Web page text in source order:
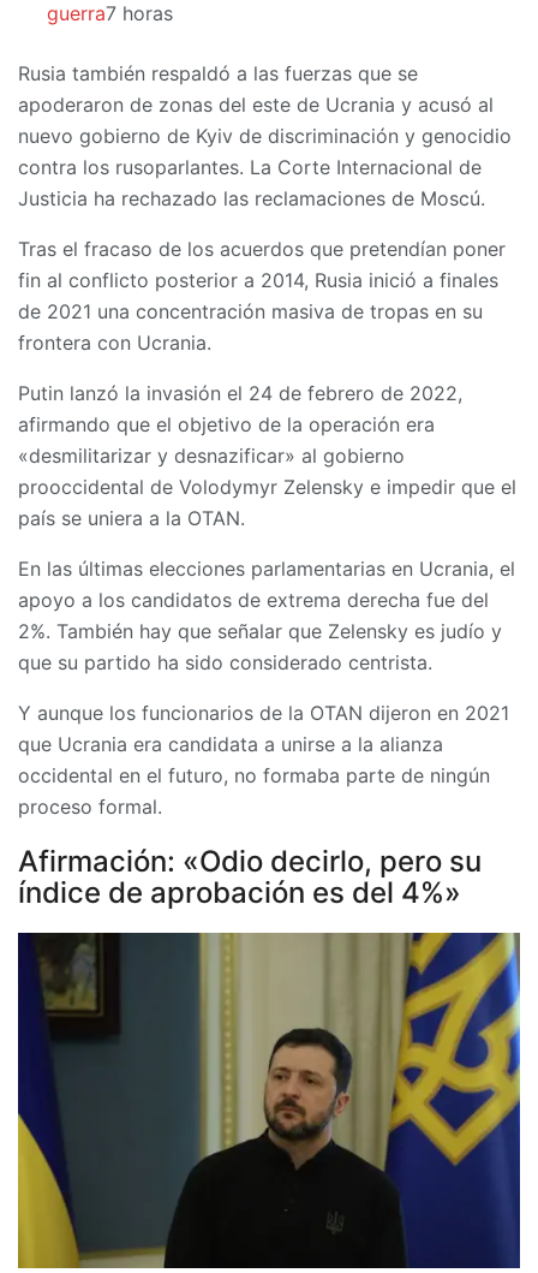
guerra7 horas
Rusia también respaldó a las fuerzas que se
apoderaron de zonas del este de Ucrania y acusó al
nuevo gobierno de Kyiv de discriminación y genocidio
contra los rusoparlantes. La Corte Internacional de
Justicia ha rechazado las reclamaciones de Moscú.
Tras el fracaso de los acuerdos que pretendían poner
fin al conflicto posterior a 2014, Rusia inició a finales
de 2021 una concentración masiva de tropas en su
frontera con Ucrania.
Putin lanzó la invasión el 24 de febrero de 2022,
afirmando que el objetivo de la operación era
«desmilitarizar y desnazificar» al gobierno
prooccidental de Volodymyr Zelensky e impedir que el
país se uniera a la OTAN.
En las últimas elecciones parlamentarias en Ucrania, el
apoyo a los candidatos de extrema derecha fue del
2%. También hay que señalar que Zelensky es judío y
que su partido ha sido considerado centrista.
Y aunque los funcionarios de la OTAN dijeron en 2021
que Ucrania era candidata a unirse a la alianza
occidental en el futuro, no formaba parte de ningún
proceso formal.
Afirmación: «Odio decirlo, pero su
índice de aprobación es del 4%»